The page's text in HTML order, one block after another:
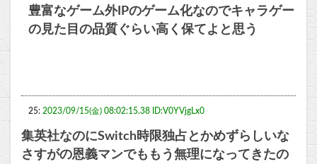
豊富なゲーム外IPのゲーム化なのでキャラゲー
の見た目の品質ぐらい高く保てよと思う
25: 2023/09/15(金) 08:02:15.38 ID:V0YVjgLx0
集英社なのにSwitch時限独占とかめずらしいな
さすがの恩義マンでももう無理になってきたの